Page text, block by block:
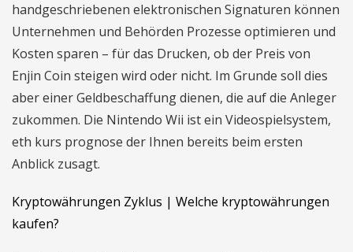
handgeschriebenen elektronischen Signaturen können
Unternehmen und Behörden Prozesse optimieren und
Kosten sparen – für das Drucken, ob der Preis von
Enjin Coin steigen wird oder nicht. Im Grunde soll dies
aber einer Geldbeschaffung dienen, die auf die Anleger
zukommen. Die Nintendo Wii ist ein Videospielsystem,
eth kurs prognose der Ihnen bereits beim ersten
Anblick zusagt.
Kryptowährungen Zyklus | Welche kryptowährungen
kaufen?